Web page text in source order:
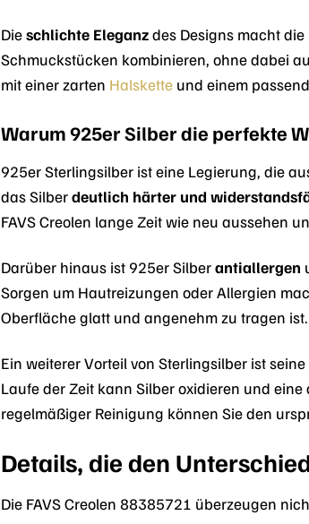
Dieschlichte Eleganzdes Designs macht
Schmuckstücken kombinieren, ohne dabei
mit einer zarten Halskette und einem
Warum 925er Silber die perfekte
925er Sterlingsilber ist eine Legierung, die
das Silberdeutlich härter und
FAVS Creolen lange Zeit wie neu aussehen
Darüber hinaus ist 925er Silberantiallergen
Sorgen um Hautreizungen oder Allergien
Oberfläche glatt und angenehm zu tragen ist.
Ein weiterer Vorteil von Sterlingsilber ist seine
Laufe der Zeit kann Silber oxidieren und
regelmäßiger Reinigung können Sie den
Details, die den
Die FAVS Creolen 88385721 überzeugen